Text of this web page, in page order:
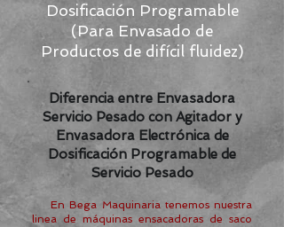
Dosificación Programable
(Para Envasado de
Productos de difícil fluidez)
Diferencia entre Envasadora
Servicio Pesado con Agitador y
Envasadora Electrónica de
Dosificación Programable de
Servicio Pesado
En Bega Maquinaria tenemos nuestra
linea de máquinas ensacadoras de saco